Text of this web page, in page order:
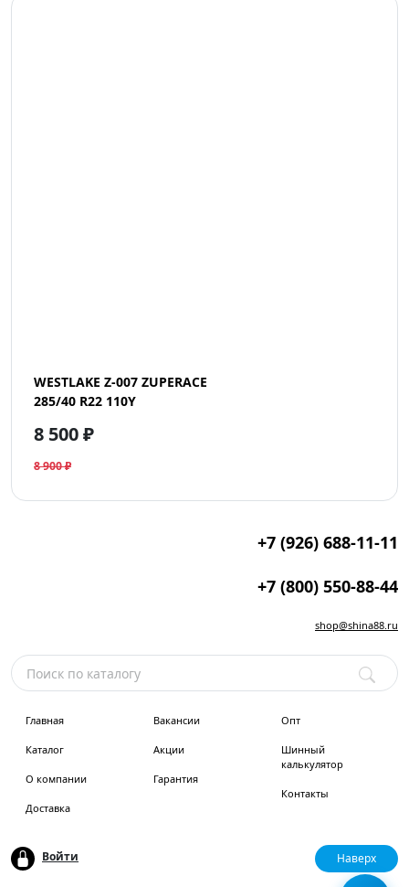
WESTLAKE Z-007 ZUPERACE
285/40 R22 110Y
8 500 ₽
8 900 ₽
+7 (926) 688-11-11
+7 (800) 550-88-44
shop@shina88.ru
Главная
Каталог
О компании
Доставка
Вакансии
Акции
Гарантия
Опт
Шинный
калькулятор
Контакты
Войти Наверх